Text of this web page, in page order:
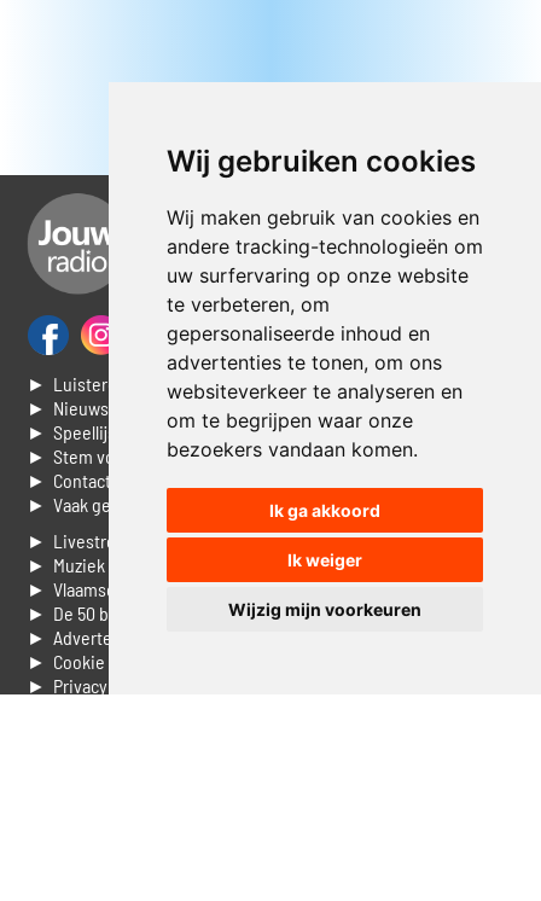
Wij gebruiken cookies
Wij maken gebruik van cookies en
andere tracking-technologieën om
uw surfervaring op onze website
te verbeteren, om
gepersonaliseerde inhoud en
advertenties te tonen, om ons
websiteverkeer te analyseren en
om te begrijpen waar onze
bezoekers vandaan komen.
Ik ga akkoord
Ik weiger
Wijzig mijn voorkeuren
► Luisteren naar Jouwradio
► Nieuws
► Speellijst
► Stem voor de Dag top 3
► Contacteer ons
► Vaak gestelde vragen
► Livestream informatie
► Muziek opzoeken
► Vlaamse 100 Aller tijden
► De 50 beste van...
► Adverteren op Jouwradio
► Cookie voorkeuren wijzigen
► Privacyinformatie